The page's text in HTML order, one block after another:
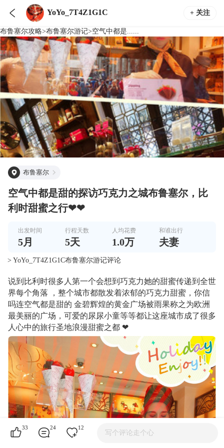
 YoYo_7T4Z1G1C + 关注
布鲁塞尔攻略>布鲁塞尔游记>空气中都是......
布鲁塞尔
空气中都是甜的探访巧克力之城布鲁塞尔，比
利时甜蜜之行❤❤
出发时间
5月
行程天数
5天
人均花费
1.0万
和谁出行
夫妻
> YoYo_7T4Z1G1C布鲁塞尔游记评论
说到比利时很多人第一个会想到巧克力她的甜蜜传递到全世
界每个角落 ，整个城市都散发着浓郁的巧克力甜蜜，你信
吗连空气都是甜的 金碧辉煌的黄金广场被雨果称之为欧洲
最美丽的广场，可爱的尿尿小童等等都让这座城市成了很多
人心中的旅行圣地浪漫甜蜜之都 ❤
33 24 12
写个评论走个心